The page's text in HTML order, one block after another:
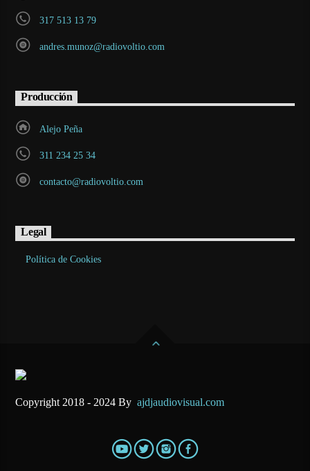
317 513 13 79
andres.munoz@radiovoltio.com
Producción
Alejo Peña
311 234 25 34
contacto@radiovoltio.com
Legal
Política de Cookies
Copyright 2018 - 2024 Byajdjaudiovisual.com